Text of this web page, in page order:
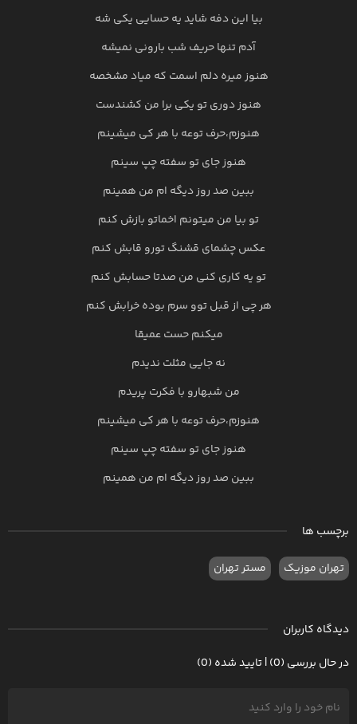
بیا این دفه شاید یه حسایی یکی شه
آدم تنها حریف شب بارونی نمیشه
هنوز میره دلم اسمت که میاد مشخصه
هنوز دوری تو یکی برا من کشندست
هنوزم،حرف توعه با هر کی میشینم
هنوز جای تو سفته چپ سینم
ببین صد روز دیگه ام من همینم
تو بیا من میتونم اخماتو بازش کنم
عکس چشمای قشنگ تورو قابش کنم
تو یه کاری کنی من صدتا حسابش کنم
هر چی از قبل توو سرم بوده خرابش کنم
میکنم حست عمیقا
نه جایی مثلت ندیدم
من شبهارو با فکرت پریدم
هنوزم،حرف توعه با هر کی میشینم
هنوز جای تو سفته چپ سینم
ببین صد روز دیگه ام من همینم
برچسب ها
تهران موزیک مستر تهران
دیدگاه کاربران
در حال بررسی (0) | تایید شده (0)